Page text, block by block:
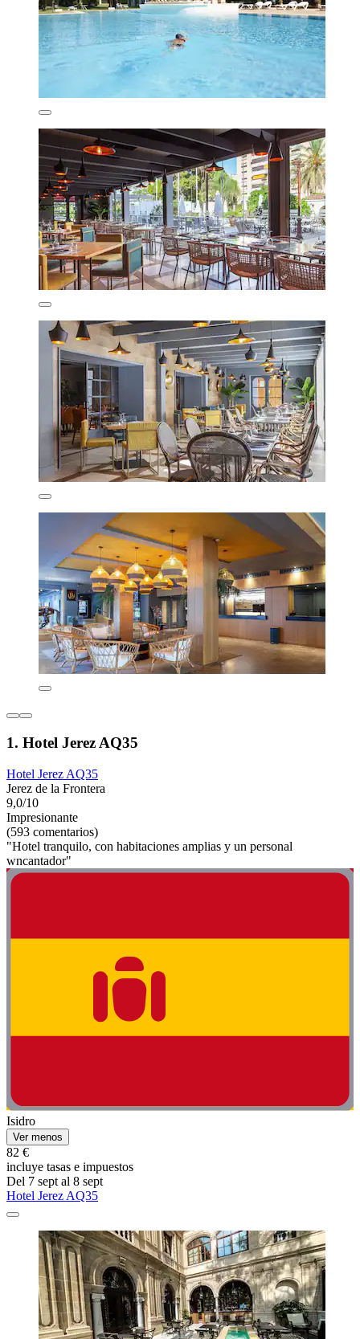
1. Hotel Jerez AQ35
Hotel Jerez AQ35
Jerez de la Frontera
9,0/10
Impresionante
(593 comentarios)
"Hotel tranquilo, con habitaciones amplias y un personal
wncantador"
Isidro
Ver menos
82 €
incluye tasas e impuestos
Del 7 sept al 8 sept
Hotel Jerez AQ35